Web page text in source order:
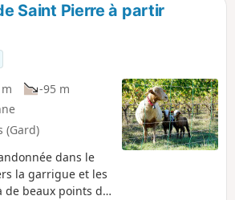
Saint Pierre à partir
-95 m
(Gard)
dans le
la garrigue et les
de beaux points de